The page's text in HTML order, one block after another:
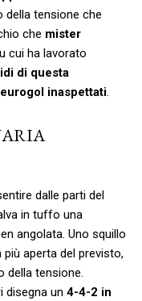
della tensione che
che mister
cui ha lavorato
di questa
inaspettati.
dalle parti del
in tuffo una
angolata. Uno squillo
aperta del previsto,
della tensione.
disegna un 4-4-2 in